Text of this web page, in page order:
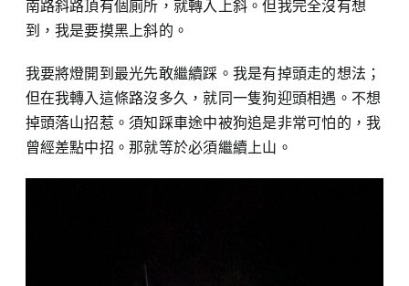
南路斜路頂有個廁所，就轉入上斜。但我完全沒有想
到，我是要摸黑上斜的。
我要將燈開到最光先敢繼續踩。我是有掉頭走的想法；
但在我轉入這條路沒多久，就同一隻狗迎頭相遇。不想
掉頭落山招惹。須知踩車途中被狗追是非常可怕的，我
曾經差點中招。那就等於必須繼續上山。